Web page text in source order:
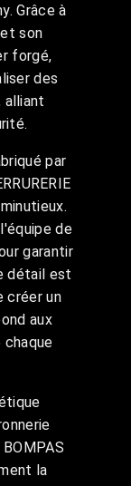
Grâce à
son
forgé,
des
alliant
par
de
garantir
détail est
créer un
aux
la